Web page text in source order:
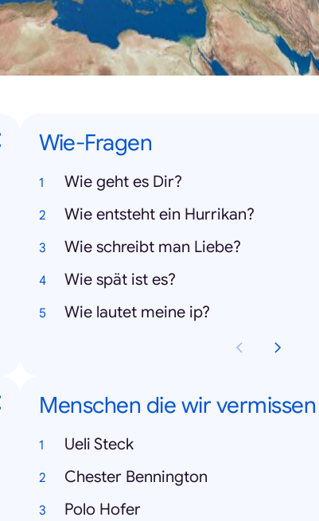
Wie-Fragen
Wie geht es Dir?
Wie entsteht ein Hurrikan?
Wie schreibt man Liebe?
Wie spät ist es?
Wie lautet meine ip?
Menschen die wir vermissen
Ueli Steck
Chester Bennington
Polo Hofer